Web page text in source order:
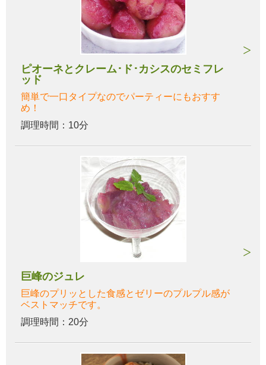
ピオーネとクレーム･ド･カシスのセミフレ
ッド
簡単で一口タイプなのでパーティーにもおすす
め！
調理時間：10分
巨峰のジュレ
巨峰のプリッとした食感とゼリーのプルプル感が
ベストマッチです。
調理時間：20分